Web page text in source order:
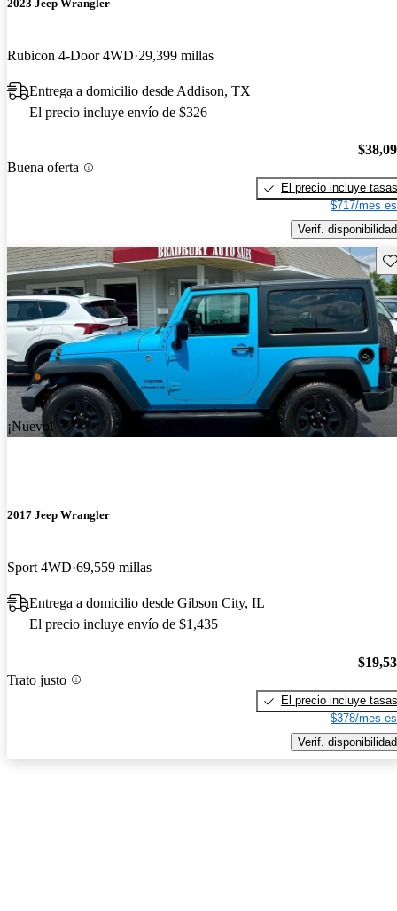
2023 Jeep Wrangler
Rubicon 4-Door 4WD 29,399 millas
Entrega a domicilio desde Addison, TX
El precio incluye envío de $326
Buena oferta
El precio incluye tasas
$717/mes
Verif. disponibilidad
¡Nuevo!
2017 Jeep Wrangler
Sport 4WD 69,559 millas
Entrega a domicilio desde Gibson City, IL
El precio incluye envío de $1,435
Trato justo
El precio incluye tasas
$378/mes
Verif. disponibilidad